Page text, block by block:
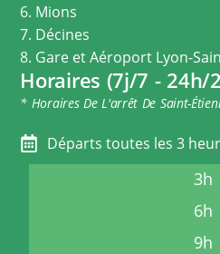
6. Mions
7. Décines
8. Gare et Aéroport Lyon-
Horaires (7j/7 - 24h/
* Horaires De L'arrêt De Saint-
Départs toutes les 3
3h
6h
9h